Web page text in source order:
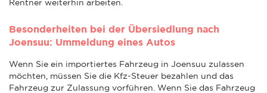
Rentner weiterhin arbeiten.
Besonderheiten bei der Übersiedlung nach
Joensuu: Ummeldung eines Autos
Wenn Sie ein importiertes Fahrzeug in Joensuu zulassen
möchten, müssen Sie die Kfz-Steuer bezahlen und das
Fahrzeug zur Zulassung vorführen. Wenn Sie das Fahrzeug